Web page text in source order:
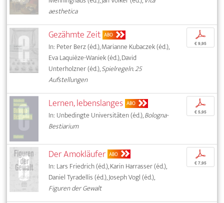
aesthetica
Gezähmte Zeit ABO
In: Peter Berz (éd.), Marianne Kubaczek (éd.),
Eva Laquièze-Waniek (éd.), David
Unterholzner (éd.),Spielregeln. 25
Aufstellungen
p
€ 9,95
Lernen, lebenslanges ABO
In: Unbedingte Universitäten (éd.),Bologna-
Bestiarium
p
€ 5,95
Der Amokläufer ABO
In: Lars Friedrich (éd.), Karin Harrasser (éd.),
Daniel Tyradellis (éd.), Joseph Vogl (éd.),
Figuren der Gewalt
p
€ 7,95